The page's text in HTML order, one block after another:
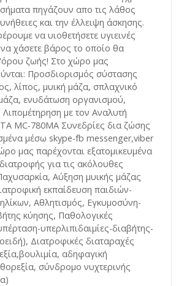
πηγάζουν απο τις λάθος
και την έλλειψη άσκησης.
να υιοθετήσετε υγιεινές
να χάσετε βάρος το οποίο θα
ζωής! Στο χώρο μας
Προσδιορισμός σύστασης
λίπος, μυική μάζα, σπλαχνικό
ενυδάτωση οργανισμού,
με τον Αναλυτή
MC-780MA Συνεδρίες δια ζώσης
μέσω skype-fb messenger,viber
μας παρέχονται εξατομικευμένα
για τις ακόλουθες
Αύξηση μυικής μάζας
εκπαίδευση παιδιών-
Αθλητισμός, Εγκυμοσύνη-
κύησης, Παθολογικές
υπερλιπιδαιμίες-διαβήτης-
Διατροφικές διαταραχές
αδηφαγική
σύνδρομο νυχτερινής